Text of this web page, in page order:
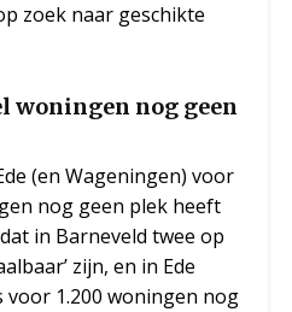
zoek naar geschikte
woningen nog geen
(en Wageningen) voor
nog geen plek heeft
in Barneveld twee op
zijn, en in Ede
voor 1.200 woningen nog